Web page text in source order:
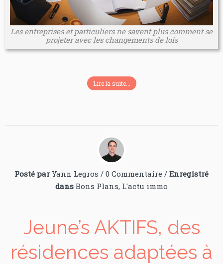
Les entreprises et particuliers ne savent plus comment se
projeter avec les changements de lois
Lire la suite...
Posté par Yann Legros / 0 Commentaire / Enregistré
dans Bons Plans, L'actu immo
Jeune’s AKTIFS, des
résidences adaptées à